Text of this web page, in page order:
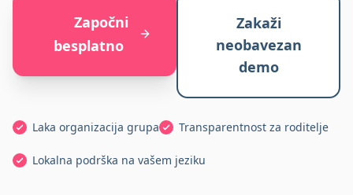
Započni
besplatno
Zakaži
neobavezan
demo
Laka organizacija grupa Transparentnost za roditelje
Lokalna podrška na vašem jeziku